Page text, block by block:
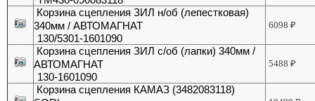
Корзина сцепления ЗИЛ н/об (лепестковая)
340мм / АВТОМАГНАТ
130/5301-1601090
6098₽
Корзина сцепления ЗИЛ с/об (лапки) 340мм /
АВТОМАГНАТ
130-1601090
5488₽
Корзина сцепления КАМАЗ (3482083118)